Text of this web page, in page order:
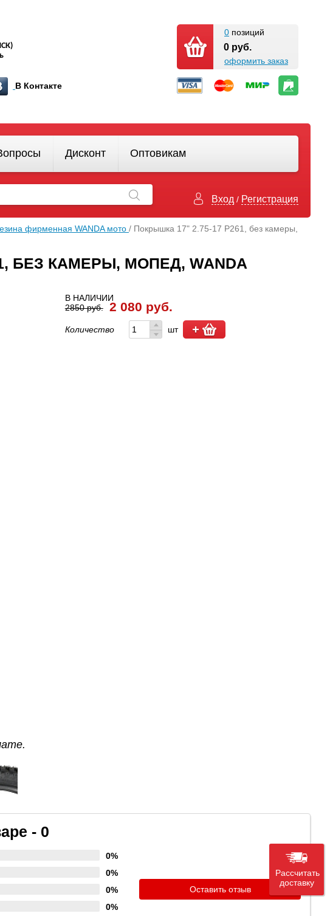
0 позиций
0 руб.
оформить заказ
В Контакте
Дисконт Оптовикам
Вход / Регистрация
фирменная WANDA мото / Покрышка 17" 2.75-17 Р261, без камеры,
БЕЗ КАМЕРЫ, МОПЕД, WANDA
В НАЛИЧИИ
2850 руб.
2 080 руб.
Количество шт
- 0
0%
0%
0%
0%
Оставить отзыв
Рассчитать
доставку